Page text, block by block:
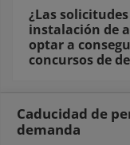
¿Las
instalación de
optar a
concursos de
Caducidad de
demanda